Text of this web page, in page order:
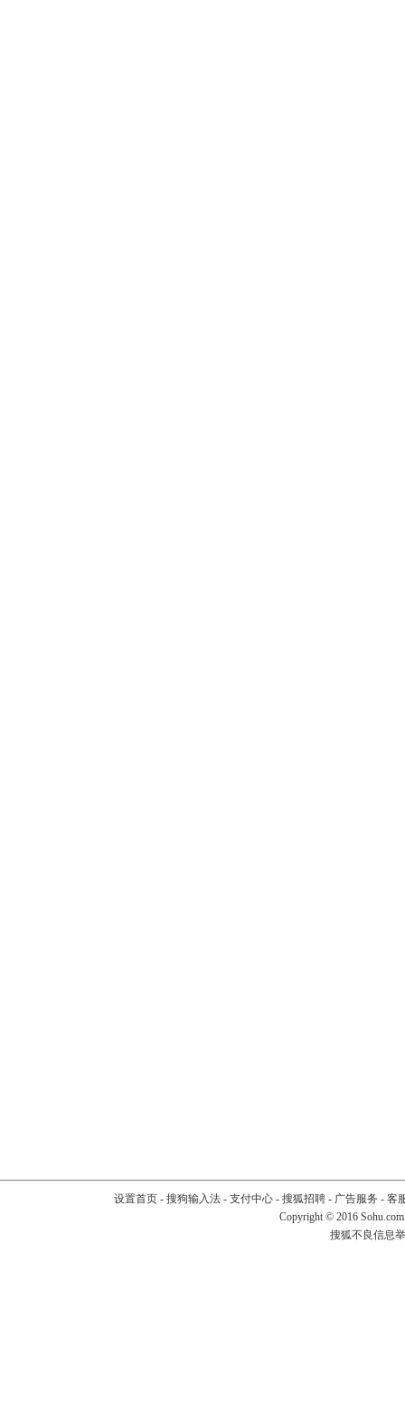
设置首页- 搜狗输入法- 支付中心- 搜狐招聘- 广告服务 - 客
Copyright © 2016
搜狐不良信息